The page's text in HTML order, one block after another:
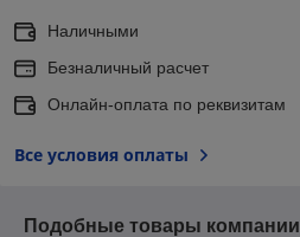
Наличными
Безналичный расчет
Онлайн-оплата по реквизитам
Все условия оплаты
Подобные товары компании